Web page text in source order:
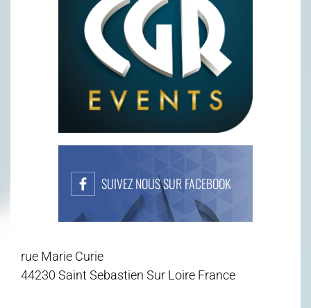
SUIVEZ NOUS SUR FACEBOOK
rue Marie Curie
44230 Saint Sebastien Sur Loire France